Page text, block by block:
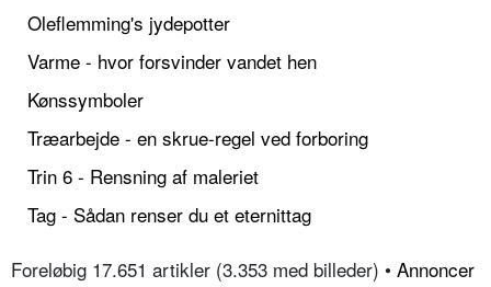
Oleflemming's jydepotter
Varme - hvor forsvinder vandet hen
Kønssymboler
Træarbejde - en skrue-regel ved forboring
Trin 6 - Rensning af maleriet
Tag - Sådan renser du et eternittag
Foreløbig 17.651 artikler (3.353 med billeder) • Annoncer